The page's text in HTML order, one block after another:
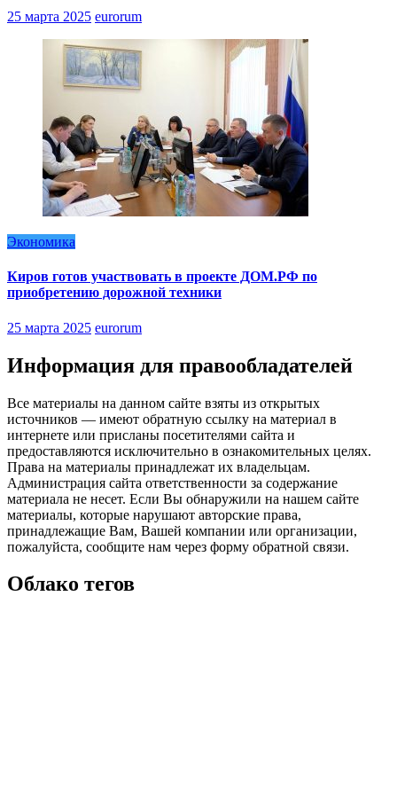
25 марта 2025 eurorum
Экономика
Киров готов участвовать в проекте ДОМ.РФ по
приобретению дорожной техники
25 марта 2025 eurorum
Информация для правообладателей
Все материалы на данном сайте взяты из открытых
источников — имеют обратную ссылку на материал в
интернете или присланы посетителями сайта и
предоставляются исключительно в ознакомительных целях.
Права на материалы принадлежат их владельцам.
Администрация сайта ответственности за содержание
материала не несет. Если Вы обнаружили на нашем сайте
материалы, которые нарушают авторские права,
принадлежащие Вам, Вашей компании или организации,
пожалуйста, сообщите нам через форму обратной связи.
Облако тегов